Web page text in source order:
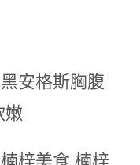
安格斯胸腹
嫩